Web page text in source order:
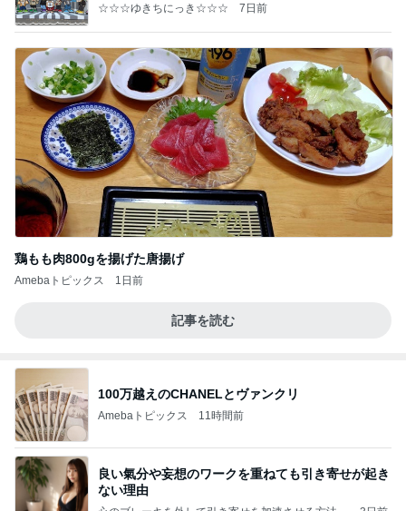
☆☆☆ゆきちにっき☆☆☆ 7日前
鶏もも肉800gを揚げた唐揚げ
Amebaトピックス 1日前
記事を読む
100万越えのCHANELとヴァンクリ
Amebaトピックス 11時間前
良い氣分や妄想のワークを重ねても引き寄せが起き
ない理由